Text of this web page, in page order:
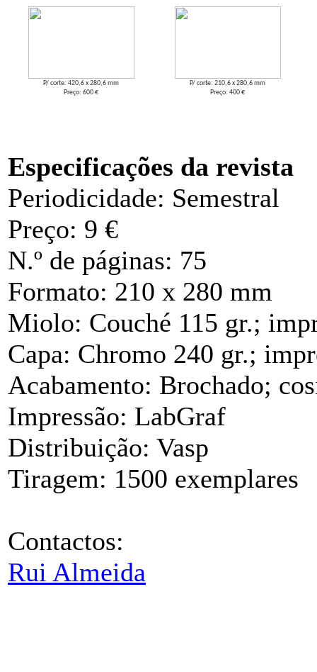
P/ corte: 420,6 x 280,6 mm
Preço: 600 €
P/ corte: 210,6 x 280,6 mm
Preço: 400 €
Especificações da revista
Periodicidade: Semestral
Preço: 9 €
N.º de páginas: 75
Formato: 210 x 280 mm
Miolo: Couché 115 gr.;
Capa: Chromo 240 gr.;
Acabamento: Brochado;
Impressão: LabGraf
Distribuição: Vasp
Tiragem: 1500 exemplares
Contactos:
Rui Almeida